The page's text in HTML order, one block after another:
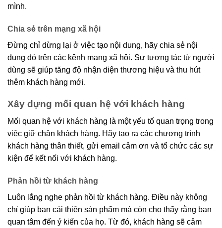
mình.
Chia sẻ trên mạng xã hội
Đừng chỉ dừng lại ở việc tạo nội dung, hãy chia sẻ nội
dung đó trên các kênh mạng xã hội. Sự tương tác từ người
dùng sẽ giúp tăng độ nhận diện thương hiệu và thu hút
thêm khách hàng mới.
Xây dựng mối quan hệ với khách hàng
Mối quan hệ với khách hàng là một yếu tố quan trọng trong
việc giữ chân khách hàng. Hãy tạo ra các chương trình
khách hàng thân thiết, gửi email cảm ơn và tổ chức các sự
kiện để kết nối với khách hàng.
Phản hồi từ khách hàng
Luôn lắng nghe phản hồi từ khách hàng. Điều này không
chỉ giúp bạn cải thiện sản phẩm mà còn cho thấy rằng bạn
quan tâm đến ý kiến của họ. Từ đó, khách hàng sẽ cảm